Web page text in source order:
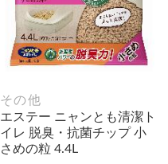
その他
エステー ニャンとも清潔ト
イレ 脱臭・抗菌チップ 小
さめの粒 4.4L